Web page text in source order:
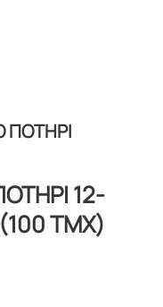
ΠΟΤΗΡΙ
12-
ΤΜΧ)